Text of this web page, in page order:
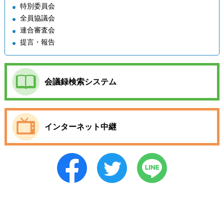
特別委員会
全員協議会
連合審査会
提言・報告
会議録検索システム
インターネット中継